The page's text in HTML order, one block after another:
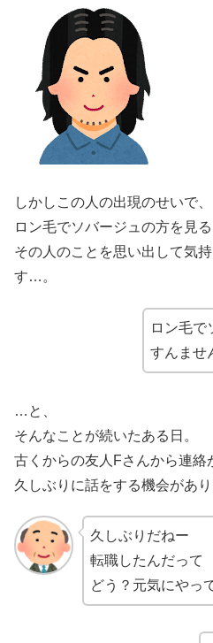
しかしこの人の出現のせいで、
ロン毛でソバージュの方を見る
その人のことを思い出して気
す…。
ロン毛で
すんませ
…と、
そんなことが続いたある日。
古くからの友人Fさんから連絡
久しぶりに話をする機会があり
久しぶりだねー
転職したんだって
どう？元気にやっ